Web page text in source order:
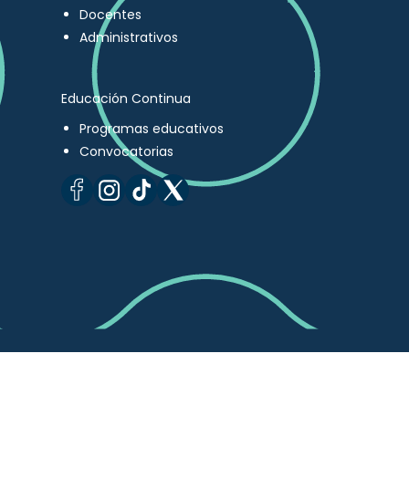
Docentes
Administrativos
Educación Continua
Programas educativos
Convocatorias